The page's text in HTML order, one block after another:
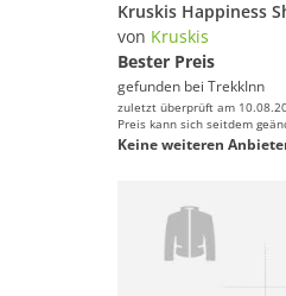
von Kruskis
Bester Preis
gefunden bei TrekkInn
zuletzt überprüft am
Preis kann sich seitdem
Keine weiteren